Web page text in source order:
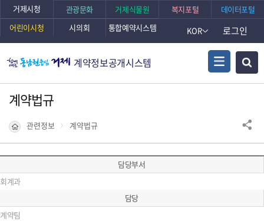
거제시청 관광문화 거제식물원 복지포털
데이터포털
어린이시청
시의회 통합예약시스템 KOR 로그인
계약정보공개시스템
계약법규
관련정보 계약법규
담당부서
회계과
담당
계약팀